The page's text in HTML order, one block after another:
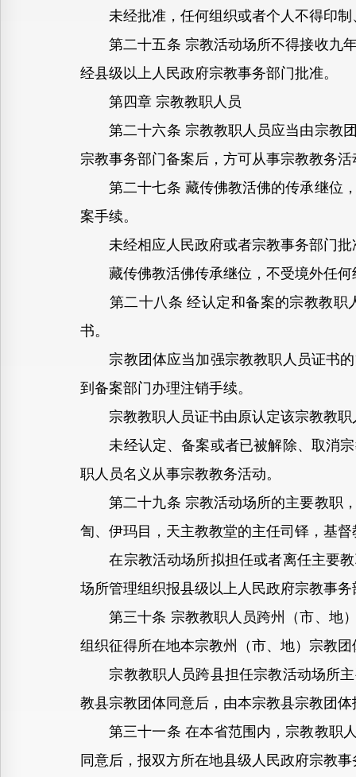
未经批准，任何组织或者个人不得印制
第二十五条 宗教活动场所不得接收九年
经县级以上人民政府宗教事务部门批准。
第四章 宗教教职人员
第二十六条 宗教教职人员应当由宗教团
宗教事务部门备案后，方可从事宗教教务活
第二十七条 藏传佛教活佛的传承继位，
案手续。
未经相应人民政府或者宗教事务部门批
藏传佛教活佛传承继位，不受境外任何
第二十八条 经认定和备案的宗教教职
书。
宗教团体应当加强宗教教职人员证书的
到备案部门办理注销手续。
宗教教职人员证书由原认定该宗教教职
未经认定、备案或者已被解除、取消宗
职人员名义从事宗教教务活动。
第二十九条 宗教活动场所的主要教职，
訇、伊玛目，天主教教堂的主任司铎，基
在宗教活动场所拟担任或者离任主要教
场所管理组织报县级以上人民政府宗教事
第三十条 宗教教职人员跨州（市、地）
组织征得所在地本宗教州（市、地）宗教
宗教教职人员跨县担任宗教活动场所主
教县宗教团体同意后，由本宗教县宗教团
第三十一条 在本省范围内，宗教教职人
同意后，报双方所在地县级人民政府宗教